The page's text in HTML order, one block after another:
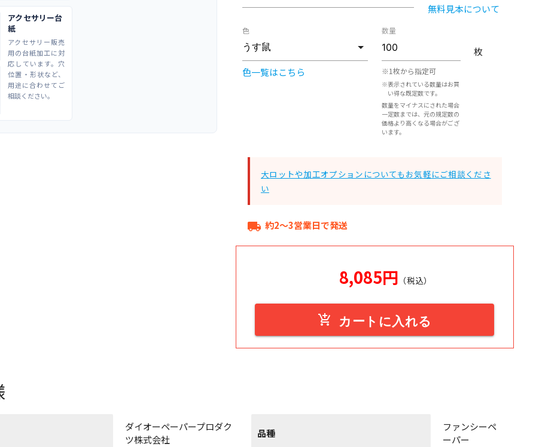
アクセサリー台
紙
アクセサリー販売
用の台紙加工に対
応しています。穴
位置・形状など、
用途に合わせてご
相談ください。
無料見本について
色
色一覧はこちら
数量
※1枚から指定可
※表示されている数量はお買
い得な既定数です。
数量をマイナスにされた場合
一定数までは、元の規定数の
価格より高くなる場合がござ
います。
枚
大ロットや加工オプションについてもお気軽にご相談くださ
い
local_shipping 約2～3営業日で発送
8,085円 （税込）
add_shopping_cart カートに入れる
ダイオーペーパープロダク
ツ株式会社
品種
ファンシーペ
ーパー